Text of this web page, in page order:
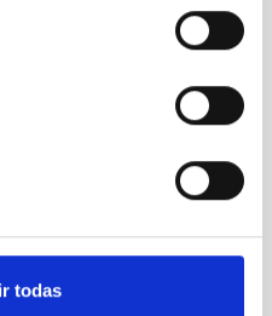
todas
del Universo" ante
donde se proyectan